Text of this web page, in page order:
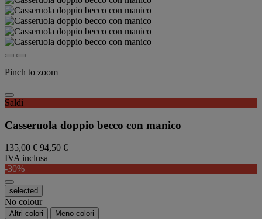
Pinch to zoom
Saldi
Casseruola doppio becco con manico
135,00 €94,50 €
IVA inclusa
-30%
selected
No colour
Altri colori Meno colori